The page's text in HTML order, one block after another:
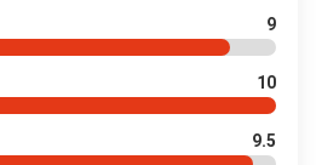
9
10
9.5